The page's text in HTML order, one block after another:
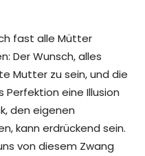
fast alle Mütter
Der Wunsch, alles
Mutter zu sein, und die
Perfektion eine Illusion
den eigenen
kann erdrückend sein.
von diesem Zwang